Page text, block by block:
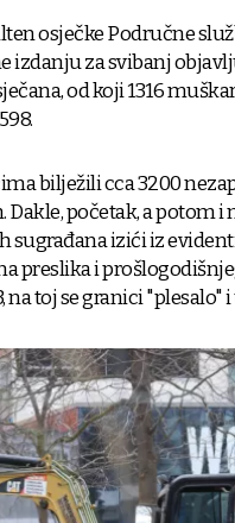
osječke Područne
izdanju za svibanj
od koji 1316
bilježili cca 3200
Dakle, početak, a potom
sugrađana izići iz
preslika i
na toj se granici "plesalo"